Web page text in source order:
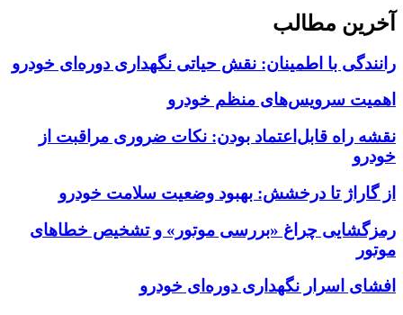
آخرین مطالب
رانندگی با اطمینان: نقش حیاتی نگهداری دوره‌ای خودرو
اهمیت سرویس‌های منظم خودرو
نقشه راه قابل‌اعتماد بودن: نکات ضروری مراقبت از
خودرو
از گاراژ تا درخشش: بهبود وضعیت سلامت خودرو
رمزگشایی چراغ «بررسی موتور» و تشخیص خطاهای
موتور
افشای اسرار نگهداری دوره‌ای خودرو